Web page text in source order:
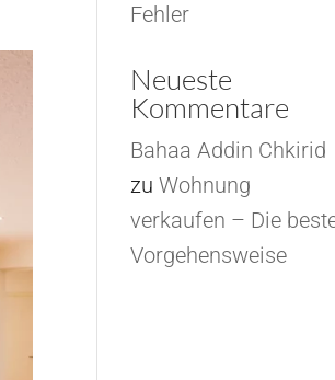
Fehler
Neueste
Kommentare
Bahaa Addin Chkirid
zuWohnung
verkaufen – Die
Vorgehensweise